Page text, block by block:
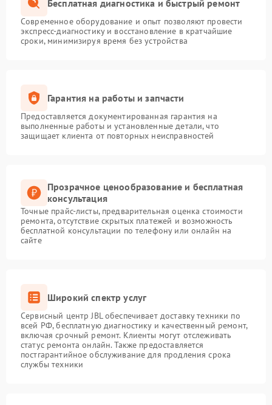
Бесплатная диагностика и быстрый ремонт
Современное оборудование и опыт позволяют провести
экспресс-диагностику и восстановление в кратчайшие
сроки, минимизируя время без устройства
Гарантия на работы и запчасти
Предоставляется документированная гарантия на
выполненные работы и установленные детали, что
защищает клиента от повторных неисправностей
Прозрачное ценообразование и бесплатная
консультация
Точные прайс-листы, предварительная оценка стоимости
ремонта, отсутствие скрытых платежей и возможность
бесплатной консультации по телефону или онлайн на
сайте
Широкий спектр услуг
Сервисный центр JBL обеспечивает доставку техники по
всей РФ, бесплатную диагностику и качественный ремонт,
включая срочный ремонт. Клиенты могут отслеживать
статус ремонта онлайн. Также предоставляется
постгарантийное обслуживание для продления срока
службы техники